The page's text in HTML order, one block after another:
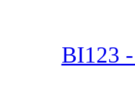
BI123